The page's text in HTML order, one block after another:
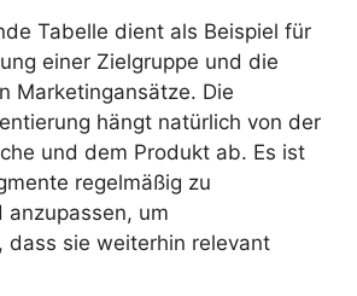
Tabelle dient als Beispiel für
einer Zielgruppe und die
Marketingansätze. Die
hängt natürlich von der
und dem Produkt ab. Es ist
regelmäßig zu
anzupassen, um
dass sie weiterhin relevant